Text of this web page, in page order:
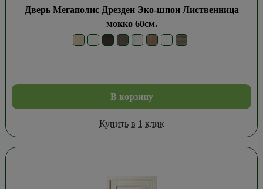
Дверь Мегаполис Дрезден Эко-шпон Лиственница
мокко 60см.
В корзину
Купить в 1 клик